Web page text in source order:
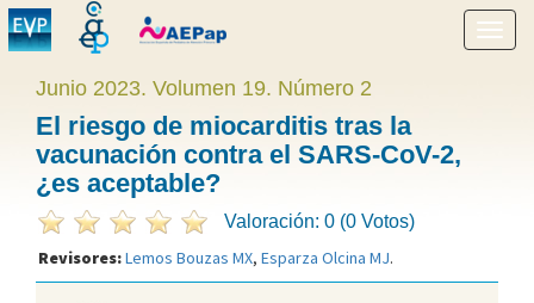
menú
Junio 2023. Volumen 19. Número 2
El riesgo de miocarditis tras la
vacunación contra el SARS-CoV-2,
¿es aceptable?
Valoración: 0 (0 Votos)
Revisores:Lemos Bouzas MX, Esparza Olcina MJ.